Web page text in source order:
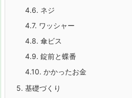
4.6. ネジ
4.7. ワッシャー
4.8. 傘ビス
4.9. 錠前と蝶番
4.10. かかったお金
5. 基礎づくり